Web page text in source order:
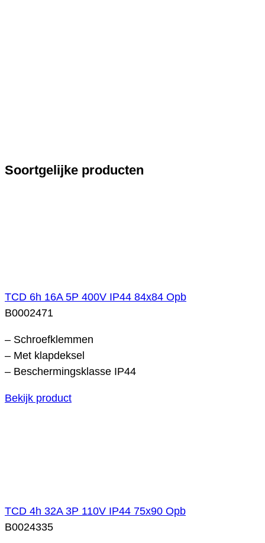
Soortgelijke producten
TCD 6h 16A 5P 400V IP44 84x84 Opb
B0002471
– Schroefklemmen
– Met klapdeksel
– Beschermingsklasse IP44
Bekijk product
TCD 4h 32A 3P 110V IP44 75x90 Opb
B0024335